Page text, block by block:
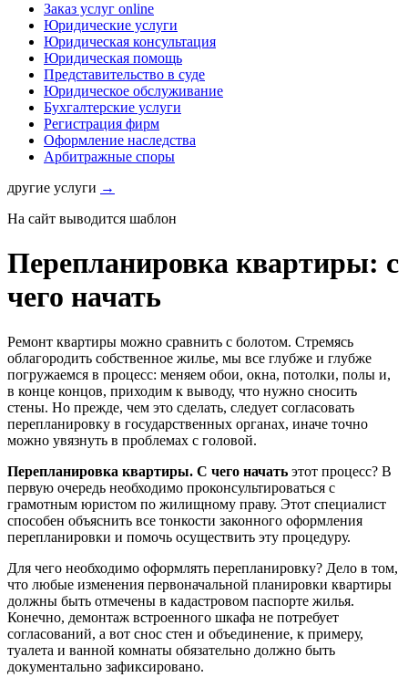
Заказ услуг online
Юридические услуги
Юридическая консультация
Юридическая помощь
Представительство в суде
Юридическое обслуживание
Бухгалтерские услуги
Регистрация фирм
Оформление наследства
Арбитражные споры
другие услуги →
На сайт выводится шаблон
Перепланировка квартиры: с
чего начать
Ремонт квартиры можно сравнить с болотом. Стремясь
облагородить собственное жилье, мы все глубже и глубже
погружаемся в процесс: меняем обои, окна, потолки, полы и,
в конце концов, приходим к выводу, что нужно сносить
стены. Но прежде, чем это сделать, следует согласовать
перепланировку в государственных органах, иначе точно
можно увязнуть в проблемах с головой.
Перепланировка квартиры. С чего начать этот процесс? В
первую очередь необходимо проконсультироваться с
грамотным юристом по жилищному праву. Этот специалист
способен объяснить все тонкости законного оформления
перепланировки и помочь осуществить эту процедуру.
Для чего необходимо оформлять перепланировку? Дело в том,
что любые изменения первоначальной планировки квартиры
должны быть отмечены в кадастровом паспорте жилья.
Конечно, демонтаж встроенного шкафа не потребует
согласований, а вот снос стен и объединение, к примеру,
туалета и ванной комнаты обязательно должно быть
документально зафиксировано.